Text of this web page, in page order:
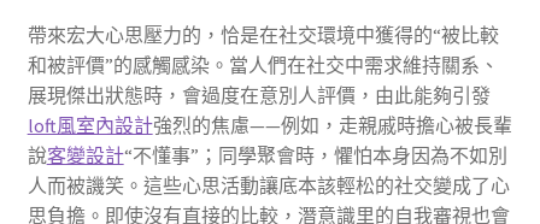
帶來宏大心思壓力的，恰是在社交環境中獲得的“被比較
和被評價”的感觸感染。當人們在社交中需求維持關系、
展現傑出狀態時，會過度在意別人評價，由此能夠引發
loft風室內設計強烈的焦慮——例如，走親戚時擔心被長輩
說客變設計“不懂事”；同學聚會時，懼怕本身因為不如別
人而被譏笑。這些心思活動讓底本該輕松的社交變成了心
思負擔。即使沒有直接的比較，潛意識里的自我審視也會